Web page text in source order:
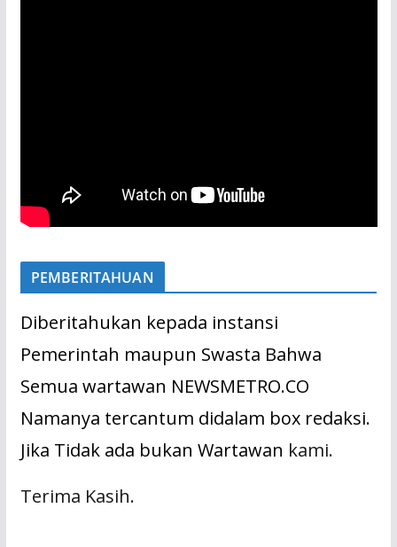
PEMBERITAHUAN
Diberitahukan kepada instansi
Pemerintah maupun Swasta Bahwa
Semua wartawan NEWSMETRO.CO
Namanya tercantum didalam box redaksi.
Jika Tidak ada bukan Wartawan kami.
Terima Kasih.